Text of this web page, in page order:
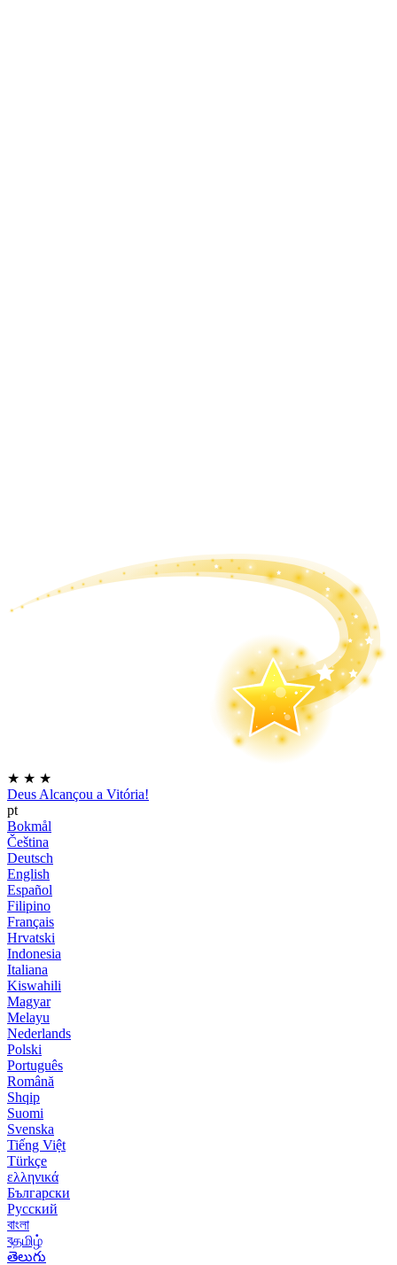
★ ★ ★
Deus Alcançou a Vitória!
pt
Bokmål
Čeština
Deutsch
English
Español
Filipino
Français
Hrvatski
Indonesia
Italiana
Kiswahili
Magyar
Melayu
Nederlands
Polski
Português
Română
Shqip
Suomi
Svenska
Tiếng Việt
Türkçe
ελληνικά
Български
Русский
বাংলা
বதமிழ்
తెలుగు